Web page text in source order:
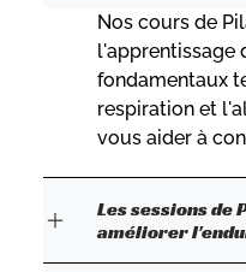
Nos cours de
l'apprentissage
fondamentaux
respiration et
vous aider à
Les sessions de
améliorer